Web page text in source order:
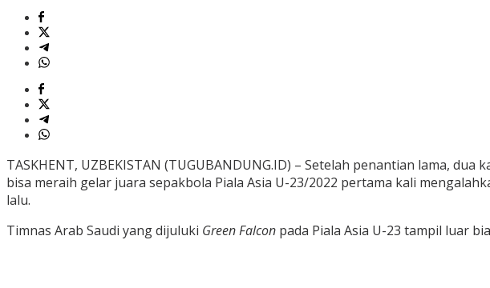
TASKHENT, UZBEKISTAN (TUGUBANDUNG.ID) – Setelah penantian lama,
bisa meraih gelar juara sepakbola Piala Asia U-23/2022 pertama kali
lalu.
Timnas Arab Saudi yang dijuluki Green Falcon pada Piala Asia U-23 tampil luar